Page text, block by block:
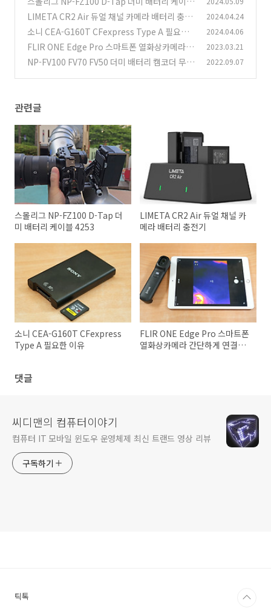
4253
(0)
LIMETA CR2 Air 듀얼 채널 카메라 배터리 충전
기
(0)
2024.04.24
소니 CEA-G160T CFexpress Type A 필요한
이유
(0)
2024.04.06
FLIR ONE Edge Pro 스마트폰 열화상카메라 간
단하게 연결해서 쓰자 (0)
2023.03.21
NP-FV100 FV70 FV50 더미 배터리 캠코더 무한
2022.09.07
관련글
스몰리그 NP-FZ100 D-Tap 더
미 배터리 케이블 4253
LIMETA CR2 Air 듀얼 채널 카
메라 배터리 충전기
소니 CEA-G160T CFexpress
Type A 필요한 이유
FLIR ONE Edge Pro 스마트폰
열화상카메라 간단하게 연결해
댓글
씨디맨의 컴퓨터이야기
컴퓨터 IT 모바일 윈도우 운영체제 최신 트랜드 영상 리뷰
구독하기
틱톡